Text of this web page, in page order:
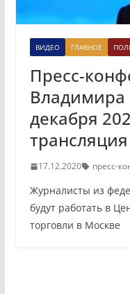
ВИДЕО ГЛАВНОЕ
Пресс-
Владимира
декабря
17.12.2020 пресс-
Журналисты из
будут работать в
торговли в Москве